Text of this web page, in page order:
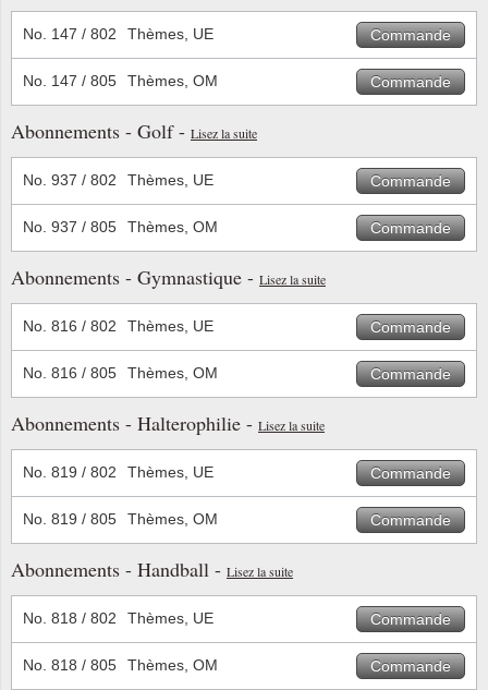
No. 147 / 802 Thèmes, UE Commande
No. 147 / 805 Thèmes, OM Commande
Abonnements - Golf - Lisez la suite
No. 937 / 802 Thèmes, UE Commande
No. 937 / 805 Thèmes, OM Commande
Abonnements - Gymnastique - Lisez la suite
No. 816 / 802 Thèmes, UE Commande
No. 816 / 805 Thèmes, OM Commande
Abonnements - Halterophilie - Lisez la suite
No. 819 / 802 Thèmes, UE Commande
No. 819 / 805 Thèmes, OM Commande
Abonnements - Handball - Lisez la suite
No. 818 / 802 Thèmes, UE Commande
No. 818 / 805 Thèmes, OM Commande